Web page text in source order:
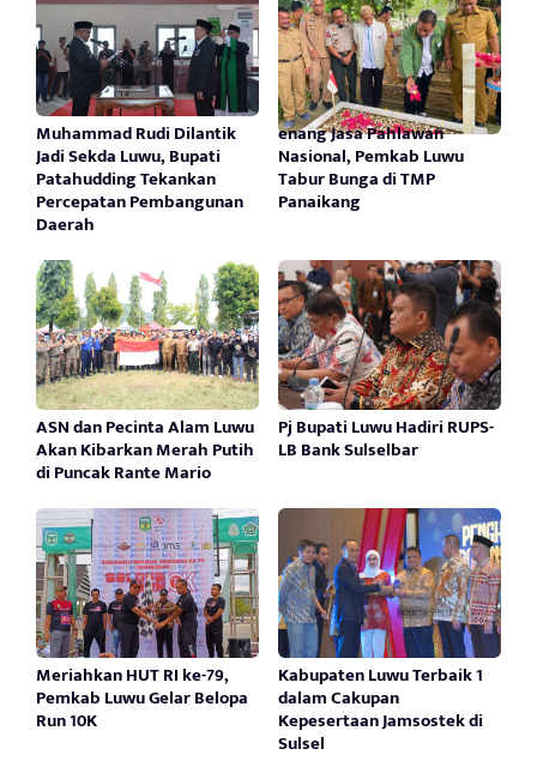
Muhammad Rudi Dilantik
Jadi Sekda Luwu, Bupati
Patahudding Tekankan
Percepatan Pembangunan
Daerah
enang Jasa Pahlawan
Nasional, Pemkab Luwu
Tabur Bunga di TMP
Panaikang
ASN dan Pecinta Alam Luwu
Akan Kibarkan Merah Putih
di Puncak Rante Mario
Pj Bupati Luwu Hadiri RUPS-
LB Bank Sulselbar
Meriahkan HUT RI ke-79,
Pemkab Luwu Gelar Belopa
Run 10K
Kabupaten Luwu Terbaik 1
dalam Cakupan
Kepesertaan Jamsostek di
Sulsel